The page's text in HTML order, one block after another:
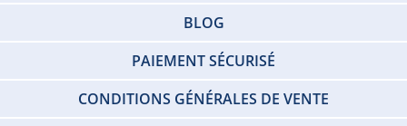
BLOG
PAIEMENT SÉCURISÉ
CONDITIONS GÉNÉRALES DE VENTE